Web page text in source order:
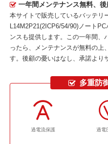
一年間メンテナンス無料、後
本サイトで販売しているバッテリ
L14M2P21(2ICP6/54/90)ノートPC
ンスも提供します。この一年間、
ったら、メンテナンスが無料の上
す。後顧の憂いはなし、承諾より
多重防
過電流保護 過電